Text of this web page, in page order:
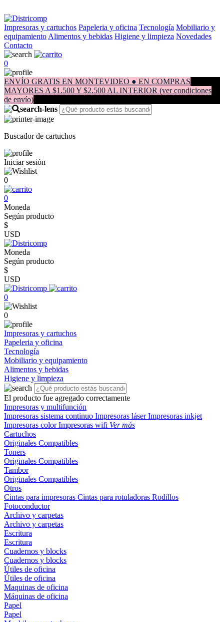
Impresoras y cartuchos Papeleria y oficina Tecnología Mobiliario y
equipamiento Alimentos y bebidas Higiene y limpieza Novedades
Contacto
0
ENVÍO GRATIS EN MONTEVIDEO ● EN COMPRAS
MAYORES A $1.500 Y $2.500 AL INTERIOR (ver condiciones
de envío)
Buscador de cartuchos
Iniciar sesión
0
0
Moneda
Según producto
$
USD
Moneda
Según producto
$
USD
0
0
Impresoras y cartuchos
Papeleria y oficina
Tecnología
Mobiliario y equipamiento
Alimentos y bebidas
Higiene y limpieza
El producto fue agregado correctamente
Impresoras y multifunción
Impresoras sistema continuo Impresoras láserImpresoras inkjet
Impresoras colorImpresoras wifi Ver más
Cartuchos
Originales Compatibles
Toners
Originales Compatibles
Tambor
Originales Compatibles
Otros
Cintas para impresoras Cintas para rotuladoras Rodillos
Fotoconductor
Archivo y carpetas
Archivo y carpetas
Escritura
Escritura
Cuadernos y blocks
Cuadernos y blocks
Útiles de oficina
Útiles de oficina
Maquinas de oficina
Máquinas de oficina
Papel
Papel